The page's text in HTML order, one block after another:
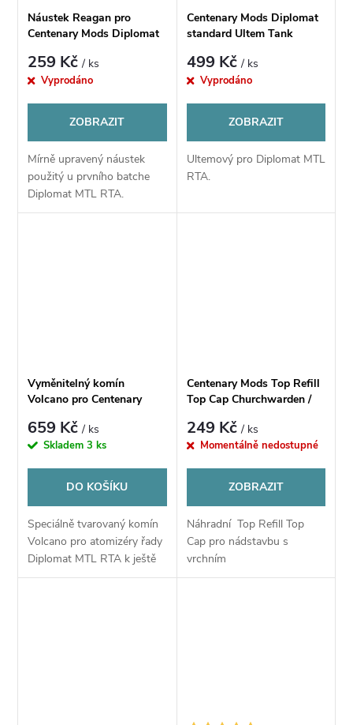
Náustek Reagan pro
Centenary Mods Diplomat
259 Kč/ ks
Vyprodáno
ZOBRAZIT
Mírně upravený náustek
použitý u prvního batche
Diplomat MTL RTA.
Centenary Mods Diplomat
standard Ultem Tank
499 Kč/ ks
Vyprodáno
ZOBRAZIT
Ultemový pro Diplomat MTL
RTA.
Vyměnitelný komín
Volcano pro Centenary
659 Kč/ ks
Skladem3 ks
DO KOŠÍKU
Speciálně tvarovaný komín
Volcano pro atomizéry řady
Diplomat MTL RTA k ještě
lepšímu podání chuti všech
Centenary Mods Top Refill
Top Cap Churchwarden /
249 Kč/ ks
Momentálně nedostupné
ZOBRAZIT
Náhradní Top Refill Top
Cap pro nádstavbu s
vrchním
plněním Churchwarden /